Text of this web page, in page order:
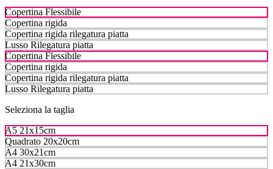
Copertina Flessibile
Copertina rigida
Copertina rigida rilegatura piatta
Lusso Rilegatura piatta
Copertina Flessibile
Copertina rigida
Copertina rigida rilegatura piatta
Lusso Rilegatura piatta
Seleziona la taglia
A5 21x15cm
Quadrato 20x20cm
A4 30x21cm
A4 21x30cm